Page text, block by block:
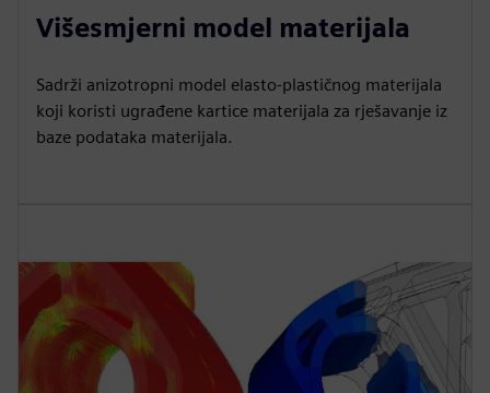
Višesmjerni model materijala
Sadrži anizotropni model elasto-plastičnog materijala
koji koristi ugrađene kartice materijala za rješavanje iz
baze podataka materijala.